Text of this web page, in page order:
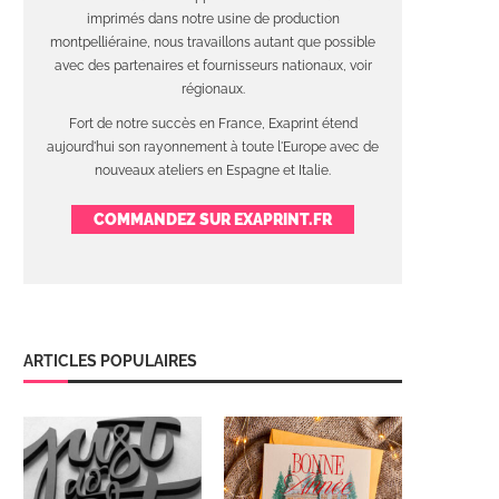
imprimés dans notre usine de production
montpelliéraine, nous travaillons autant que possible
avec des partenaires et fournisseurs nationaux, voir
régionaux.
Fort de notre succès en France, Exaprint étend
aujourd'hui son rayonnement à toute l'Europe avec de
nouveaux ateliers en Espagne et Italie.
COMMANDEZ SUR EXAPRINT.FR
ARTICLES POPULAIRES